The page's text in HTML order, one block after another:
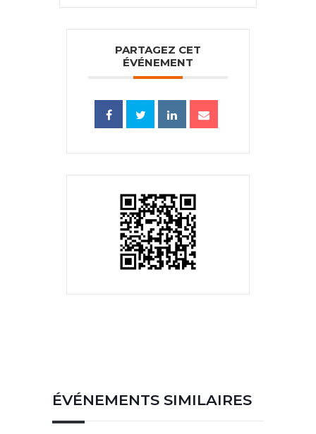
PARTAGEZ CET
ÉVÉNEMENT
ÉVÉNEMENTS SIMILAIRES